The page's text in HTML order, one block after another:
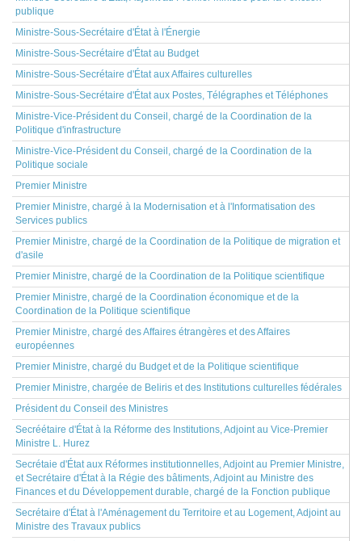
publique
Ministre-Sous-Secrétaire d'État à l'Énergie
Ministre-Sous-Secrétaire d'État au Budget
Ministre-Sous-Secrétaire d'État aux Affaires culturelles
Ministre-Sous-Secrétaire d'État aux Postes, Télégraphes et Téléphones
Ministre-Vice-Président du Conseil, chargé de la Coordination de la
Politique d'infrastructure
Ministre-Vice-Président du Conseil, chargé de la Coordination de la
Politique sociale
Premier Ministre
Premier Ministre, chargé à la Modernisation et à l'Informatisation des
Services publics
Premier Ministre, chargé de la Coordination de la Politique de migration et
d'asile
Premier Ministre, chargé de la Coordination de la Politique scientifique
Premier Ministre, chargé de la Coordination économique et de la
Coordination de la Politique scientifique
Premier Ministre, chargé des Affaires étrangères et des Affaires
européennes
Premier Ministre, chargé du Budget et de la Politique scientifique
Premier Ministre, chargée de Beliris et des Institutions culturelles fédérales
Président du Conseil des Ministres
Secréétaire d'État à la Réforme des Institutions, Adjoint au Vice-Premier
Ministre L. Hurez
Secrétaie d'État aux Réformes institutionnelles, Adjoint au Premier Ministre,
et Secrétaire d'État à la Régie des bâtiments, Adjoint au Ministre des
Finances et du Développement durable, chargé de la Fonction publique
Secrétaire d'État à l'Aménagement du Territoire et au Logement, Adjoint au
Ministre des Travaux publics